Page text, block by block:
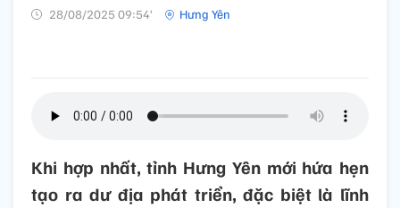
28/08/2025 09:54’ Hưng Yên
Khi hợp nhất, tỉnh Hưng Yên mới hứa hẹn
tạo ra dư địa phát triển, đặc biệt là lĩnh